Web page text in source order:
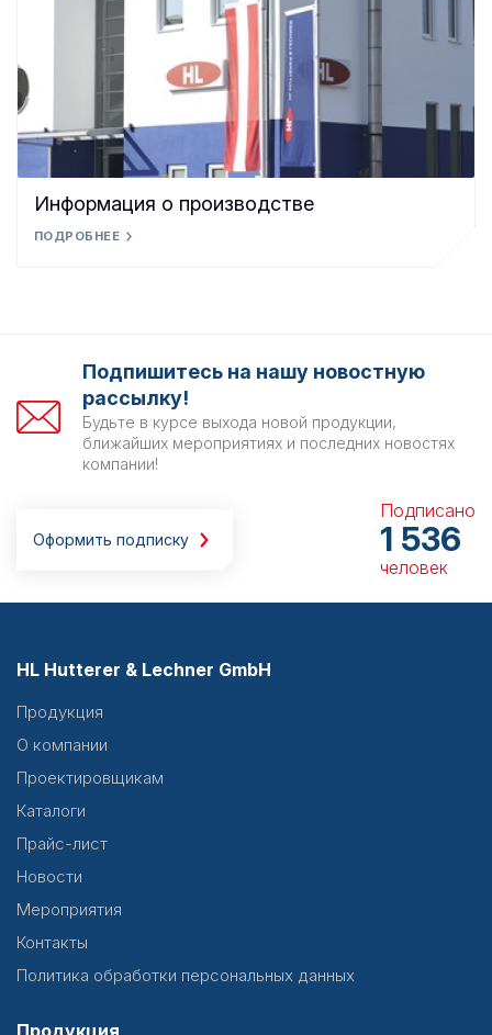
Информация о производстве
ПОДРОБНЕЕ
Подпишитесь на нашу новостную
рассылку!
Будьте в курсе выхода новой продукции,
ближайших мероприятиях и последних новостях
компании!
Оформить подписку
Подписано
1 536
человек
HL Hutterer & Lechner GmbH
Продукция
О компании
Проектировщикам
Каталоги
Прайс-лист
Новости
Мероприятия
Контакты
Политика обработки персональных данных
Продукция